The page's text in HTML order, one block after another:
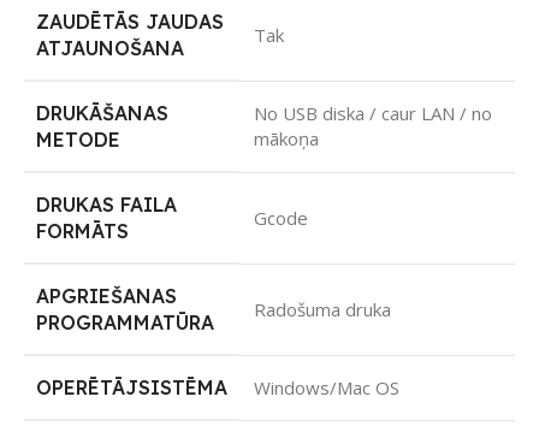
ZAUDĒTĀS JAUDAS
ATJAUNOŠANA
Tak
DRUKĀŠANAS
METODE
No USB diska / caur LAN / no
mākoņa
DRUKAS FAILA
FORMĀTS
Gcode
APGRIEŠANAS
PROGRAMMATŪRA
Radošuma druka
OPERĒTĀJSISTĒMA Windows/Mac OS